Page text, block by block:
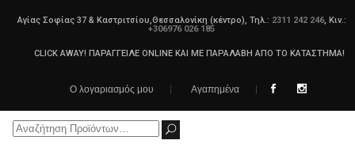
Αγίας Σοφίας 37 & Καστριτσίου,Θεσσαλονίκη (κέντρο), Τηλ.: 2311 242 246, Κιν.:
+306976 026 185
CLICK AWAY! ΠΑΡΑΓΓΕΙΛΕ ONLINE ΚΑΙ ΜΕ ΠΑΡΑΛΑΒΗ ΑΠΟ ΤΟ ΚΑΤΑΣΤΗΜΑ!
Ο λογαριασμός μου Αγαπημένα
Search